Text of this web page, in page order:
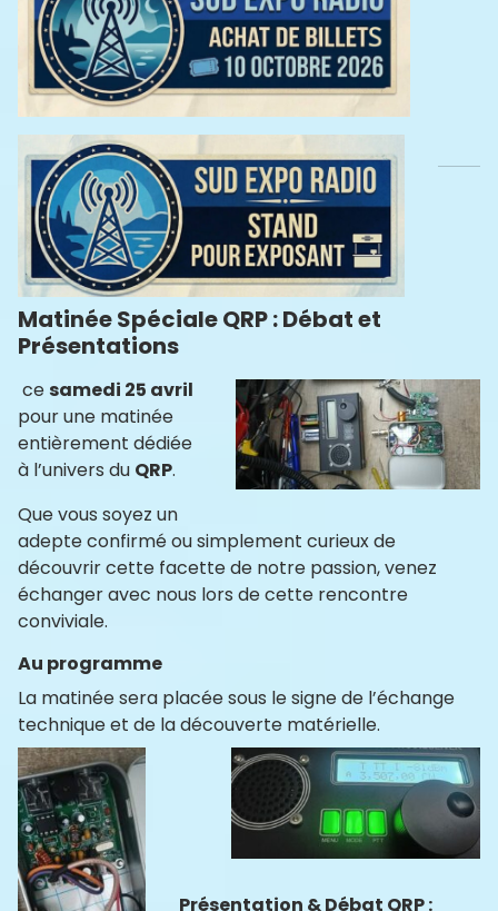
Matinée Spéciale QRP : Débat et
Présentations
cesamedi 25 avril
pour une matinée
entièrement dédiée
à l’univers du QRP.
Que vous soyez un
adepte confirmé ou simplement curieux de
découvrir cette facette de notre passion, venez
échanger avec nous lors de cette rencontre
conviviale.
Au programme
La matinée sera placée sous le signe de l’échange
technique et de la découverte matérielle.
Présentation & Débat QRP :